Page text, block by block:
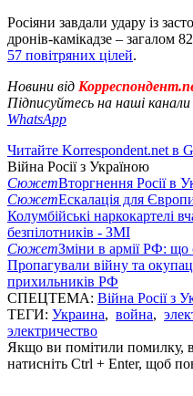
Росіяни завдали удару із
дронів-камікадзе –
57 повітряних цілей.
Новини від
Підписуйтесь на наші канали
WhatsApp
Читайте Korrespondent.net в
Війна Росії з Україною
СюжетВторгнення Росії в
СюжетЕскалація для
Колумбійські наркокартелі
безпілотників - ЗМІ
СюжетЗміни в армії РФ: що
Пропагували війну та
прихильників РФ
СПЕЦТЕМА: Війна Росії з
ТЕГИ: Украина, война,
электричество
Якщо ви помітили помилку,
натисніть Ctrl + Enter, щоб